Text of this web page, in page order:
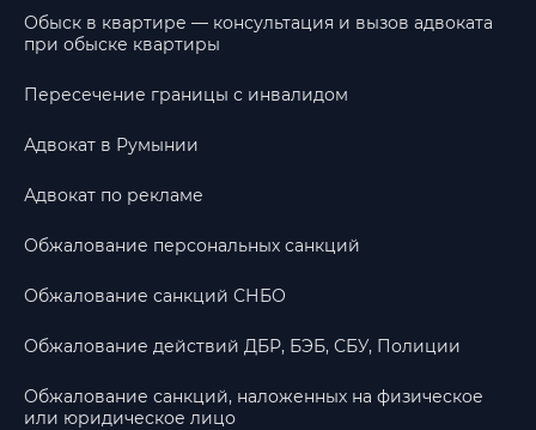
Обыск в квартире — консультация и вызов адвоката
при обыске квартиры
Пересечение границы с инвалидом
Адвокат в Румынии
Адвокат по рекламе
Обжалование персональных санкций
Обжалование санкций СНБО
Обжалование действий ДБР, БЭБ, СБУ, Полиции
Обжалование санкций, наложенных на физическое
или юридическое лицо